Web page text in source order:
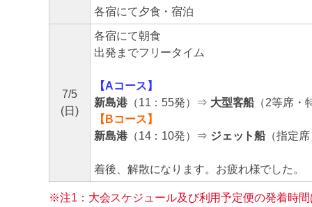
各宿にて夕食・宿泊
7/5
(日)
各宿にて朝食
出発までフリータイム
【Aコース】
新島港（11：55発）⇒ 大型客船（2等席・
【Bコース】
新島港（14：10発）⇒ ジェット船（指定
着後、解散になります。お疲れ様でした。
※注1：大会スケジュール及び利用予定便の発着時